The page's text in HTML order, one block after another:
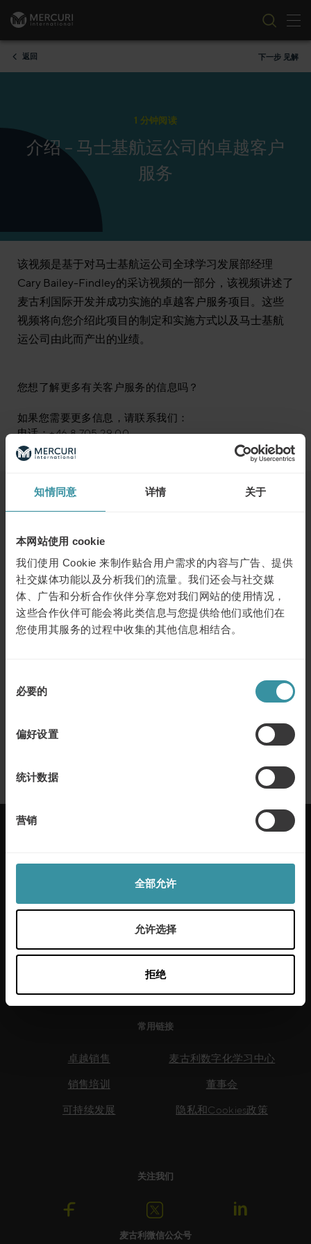
知情同意 详情 关于
本网站使用 cookie
我们使用 Cookie 来制作贴合用户需求的内容与广告、提供
社交媒体功能以及分析我们的流量。我们还会与社交媒
体、广告和分析合作伙伴分享您对我们网站的使用情况，
这些合作伙伴可能会将此类信息与您提供给他们或他们在
您使用其服务的过程中收集的其他信息相结合。
必要的
偏好设置
统计数据
营销
全部允许
允许选择
拒绝
跳到内容
切
返回 下一步 见解
1 分钟阅读
介绍 – 马士基航运公司的卓越客户
服务
该视频是基于对马士基航运公司全球学习发展部经理
Cary Bailey-Findley的采访视频的一部分，该视频讲述了
麦古利国际开发并成功实施的卓越客户服务项目。这些
视频将向您介绍此项目的制定和实施方式以及马士基航
运公司由此而产出的业绩。
您想了解更多有关客户服务的信息吗？
如果您需要更多信息，请联系我们：
电话：+46 8 705 29 00
浏览下一个
销售变革：2025年五大关键技能引领
成功之路
了解更多
三月 11 | 1 分钟阅读
卓越销售 —— 全球销售领先的公司掌握
麦古利国际每年在50多个国家帮助客户实现卓越的销
全球客户提供服务。我们通过帮助员工成长增加利
润，提供工具和流程来应对任何销售挑战。
了解更多
常用链接
卓越销售
销售培训
可持续发展
麦古利数字化学习中心
董事会
隐私和Cookies政策
关注我们
麦古利微信公众号